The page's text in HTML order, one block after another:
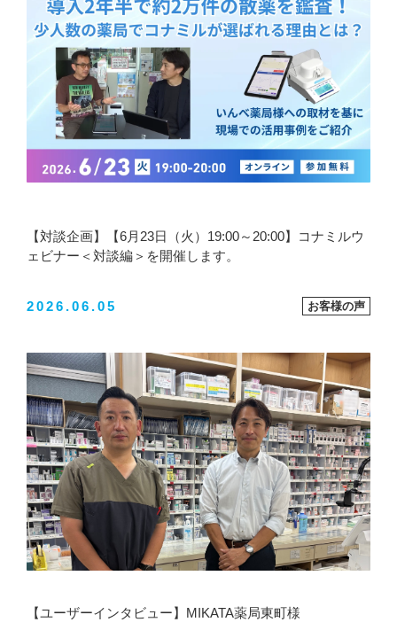
【対談企画】【6月23日（火）19:00～20:00】コナミルウ
ェビナー＜対談編＞を開催します。
2026.06.05 お客様の声
【ユーザーインタビュー】MIKATA薬局東町様